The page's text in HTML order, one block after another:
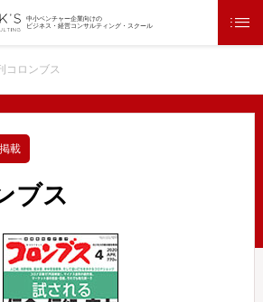
中小ベンチャー企業向けの
ビジネス・経営コンサルティング・スクール
コロンブス
載
ブス